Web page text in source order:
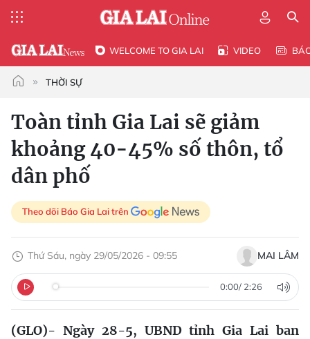
WELCOME TO GIA LAI VIDEO
THỜI SỰ
Toàn tỉnh Gia Lai sẽ giảm
khoảng 40-45% số thôn, tổ
dân phố
Theo dõi Báo Gia Lai trên
Thứ Sáu, ngày 29/05/2026 - 09:55 MAI LÂM
0:00/ 2:26
(GLO)- Ngày 28-5, UBND tỉnh Gia Lai ban